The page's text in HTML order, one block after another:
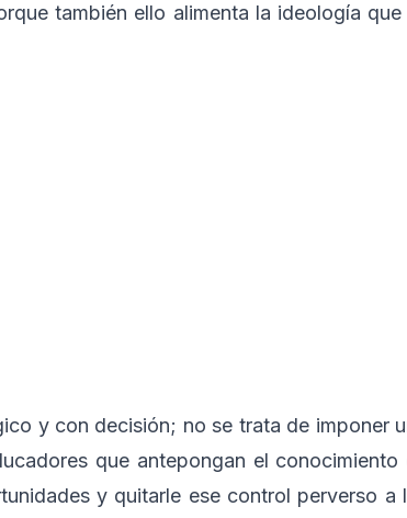
también ello alimenta la ideología que
y con decisión; no se trata de imponer
que antepongan el conocimiento
y quitarle ese control perverso a